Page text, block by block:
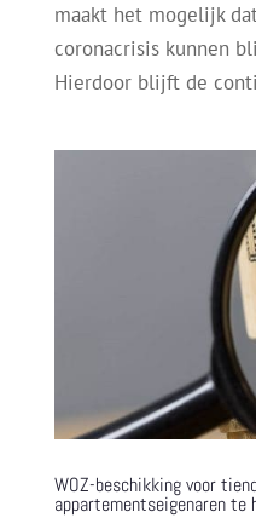
maakt het mogelijk
coronacrisis kunnen
Hierdoor blijft de
WOZ-beschikking voor
appartementseigenaren te